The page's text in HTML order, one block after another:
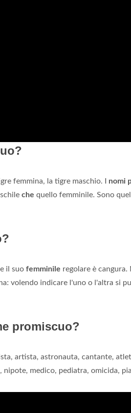
femmina, la tigre maschio. I nomi
che quello femminile. Sono
il suo femminile regolare è
volendo indicare l'uno o l'altra si
promiscuo?
artista, astronauta, cantante,
medico, pediatra, omicida,